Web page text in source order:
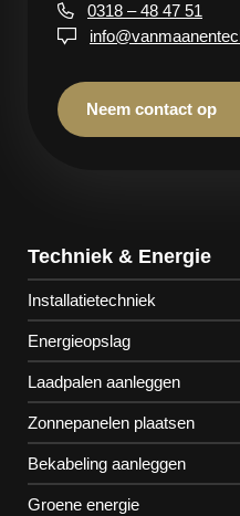
0318 – 48 47 51
Neem contact op
Techniek & Energie
Installatietechniek
Energieopslag
Laadpalen aanleggen
Zonnepanelen plaatsen
Bekabeling aanleggen
Groene energie